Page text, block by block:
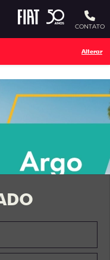
de tela
CONTATO
Alterar